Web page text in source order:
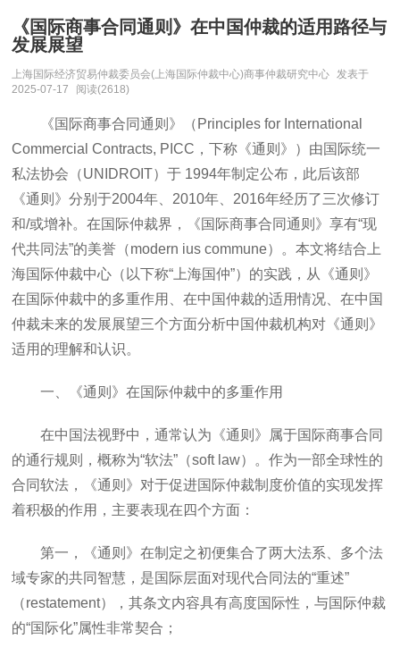
《国际商事合同通则》在中国仲裁的适用路径与
发展展望
上海国际经济贸易仲裁委员会(上海国际仲裁中心)商事仲裁研究中心
发表于
2025-07-17
阅读(2618)
《国际商事合同通则》（Principles for International
Commercial Contracts, PICC，下称《通则》）由国际统一
私法协会（UNIDROIT）于 1994年制定公布，此后该部
《通则》分别于2004年、2010年、2016年经历了三次修订
和/或增补。在国际仲裁界，《国际商事合同通则》享有“现
代共同法”的美誉（modern ius commune）。本文将结合上
海国际仲裁中心（以下称“上海国仲”）的实践，从《通则》
在国际仲裁中的多重作用、在中国仲裁的适用情况、在中国
仲裁未来的发展展望三个方面分析中国仲裁机构对《通则》
适用的理解和认识。
一、《通则》在国际仲裁中的多重作用
在中国法视野中，通常认为《通则》属于国际商事合同
的通行规则，概称为“软法”（soft law）。作为一部全球性的
合同软法，《通则》对于促进国际仲裁制度价值的实现发挥
着积极的作用，主要表现在四个方面：
第一，《通则》在制定之初便集合了两大法系、多个法
域专家的共同智慧，是国际层面对现代合同法的“重述”
（restatement），其条文内容具有高度国际性，与国际仲裁
的“国际化”属性非常契合；